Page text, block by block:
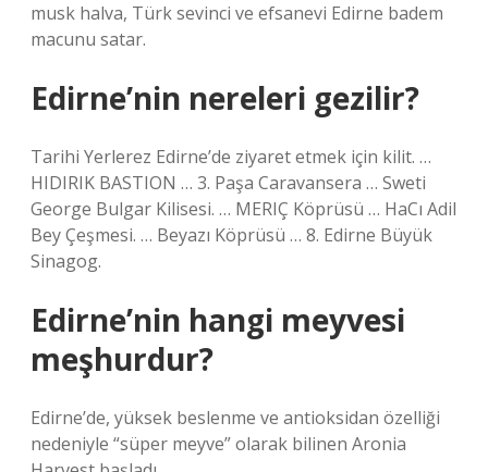
musk halva, Türk sevinci ve efsanevi Edirne badem
macunu satar.
Edirne’nin nereleri gezilir?
Tarihi Yerlerez Edirne’de ziyaret etmek için kilit. …
HIDIRIK BASTION … 3. Paşa Caravansera … Sweti
George Bulgar Kilisesi. … MERIÇ Köprüsü … HaCı Adil
Bey Çeşmesi. … Beyazı Köprüsü … 8. Edirne Büyük
Sinagog.
Edirne’nin hangi meyvesi
meşhurdur?
Edirne’de, yüksek beslenme ve antioksidan özelliği
nedeniyle “süper meyve” olarak bilinen Aronia